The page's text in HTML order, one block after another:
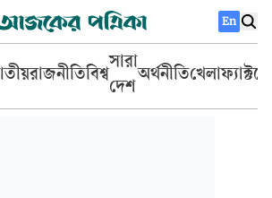
En
রাজনীতিবিশ্ব
সারা
দেশ
অর্থনীতিখেলা